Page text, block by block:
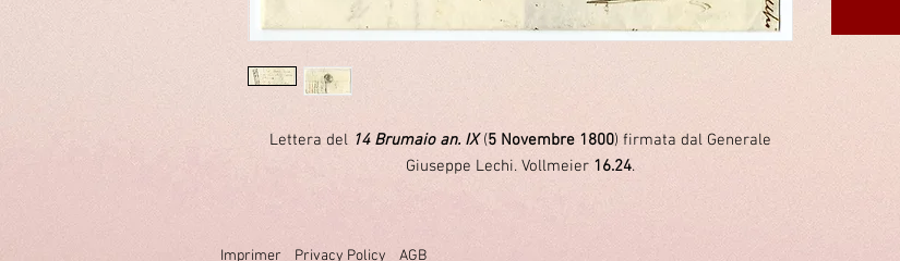
Lettera del 14 Brumaio an. IX(5 Novembre 1800) firmata dal Generale
Giuseppe Lechi. Vollmeier 16.24.
Imprimer Privacy Policy AGB